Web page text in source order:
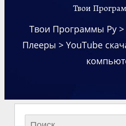
Твои
Твои Программы Ру>
Плееры >YouTube
Найти: